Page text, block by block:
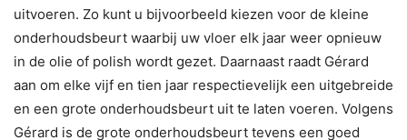
uitvoeren. Zo kunt u bijvoorbeeld kiezen voor de kleine
onderhoudsbeurt waarbij uw vloer elk jaar weer opnieuw
in de olie of polish wordt gezet. Daarnaast raadt Gérard
aan om elke vijf en tien jaar respectievelijk een uitgebreide
en een grote onderhoudsbeurt uit te laten voeren. Volgens
Gérard is de grote onderhoudsbeurt tevens een goed